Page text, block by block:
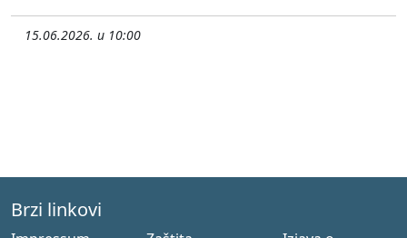
15.06.2026. u 10:00
Brzi linkovi